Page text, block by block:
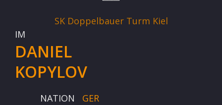
SK Doppelbauer Turm Kiel
IM
DANIEL
KOPYLOV
NATION
GER